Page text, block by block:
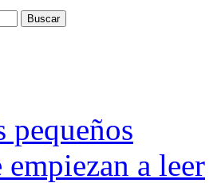
pequeños
a leer